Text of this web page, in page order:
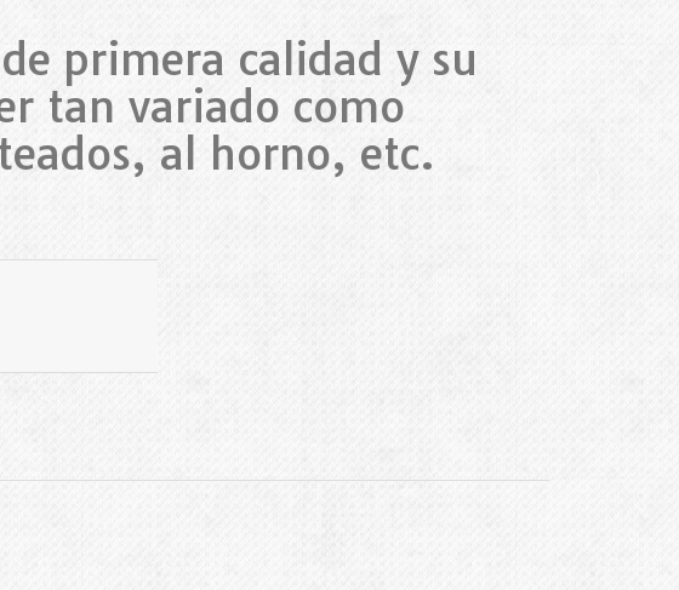
primera calidad y su
tan variado como
al horno, etc.